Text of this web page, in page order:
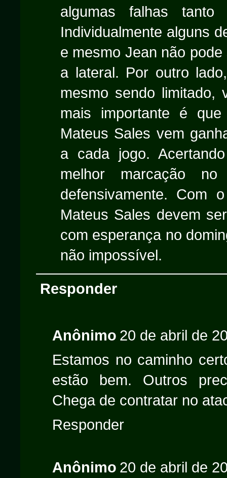
algumas falhas tanto
Individualmente alguns
e mesmo Jean não
a lateral. Por outro
mesmo sendo limitado,
mais importante é
Mateus Sales vem
a cada jogo.
melhor marcação
defensivamente. Com
Mateus Sales devem
com esperança no
não impossível.
Responder
Anônimo 20 de abril de
Estamos no caminho
estão bem. Outros
Chega de contratar no
Responder
Anônimo 20 de abril de